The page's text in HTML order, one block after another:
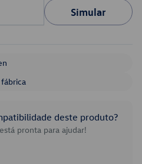
Simular
deste produto?
pronta para ajudar!